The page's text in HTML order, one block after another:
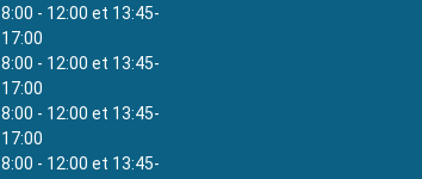
8:00 - 12:00 et 13:45-
17:00
8:00 - 12:00 et 13:45-
17:00
8:00 - 12:00 et 13:45-
17:00
8:00 - 12:00 et 13:45-